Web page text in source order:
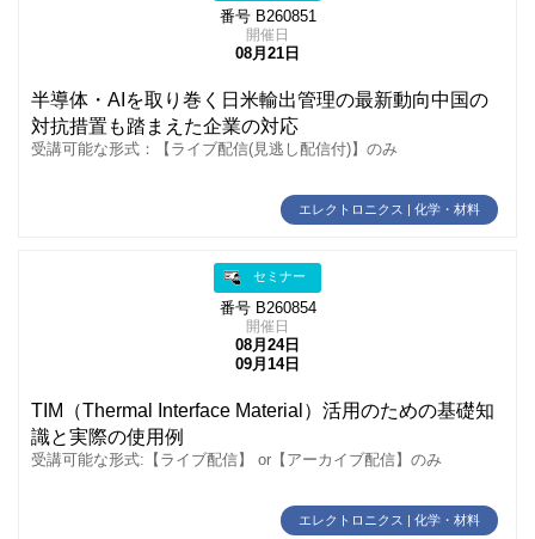
番号 B260851
開催日
08月21日
半導体・AIを取り巻く日米輸出管理の最新動向中国の
対抗措置も踏まえた企業の対応
受講可能な形式：【ライブ配信(見逃し配信付)】のみ
エレクトロニクス | 化学・材料
セミナー
番号 B260854
開催日
08月24日
09月14日
TIM（Thermal Interface Material）活用のための基礎知
識と実際の使用例
受講可能な形式:【ライブ配信】 or【アーカイブ配信】のみ
エレクトロニクス | 化学・材料